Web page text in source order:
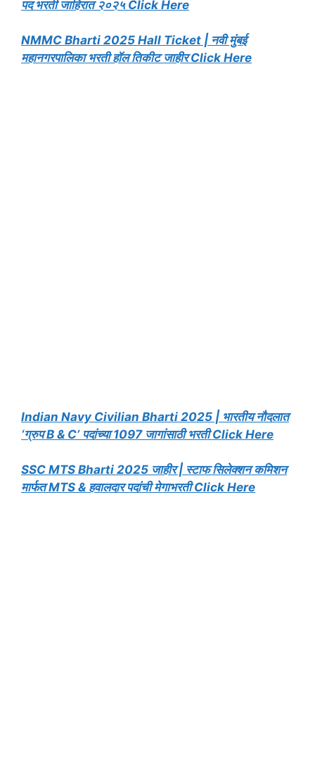
पद भरती जाहिरात २०२५ Click Here
NMMC Bharti 2025 Hall Ticket | नवी मुंबई
महानगरपालिका भरती हॉल तिकीट जाहीर Click Here
Indian Navy Civilian Bharti 2025 | भारतीय नौदलात
‘ग्रुप B & C’ पदांच्या 1097 जागांसाठी भरती Click Here
SSC MTS Bharti 2025 जाहीर | स्टाफ सिलेक्शन कमिशन
मार्फत MTS & हवालदार पदांची मेगाभरती Click Here